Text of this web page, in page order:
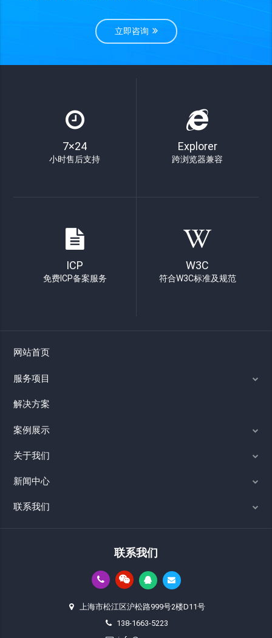
立即咨询
7×24
小时售后支持
Explorer
跨浏览器兼容
ICP
免费ICP备案服务
W3C
符合W3C标准及规范
网站首页
服务项目
解决方案
案例展示
关于我们
新闻中心
联系我们
联系我们
上海市松江区沪松路999号2楼D11号
138-1663-5223